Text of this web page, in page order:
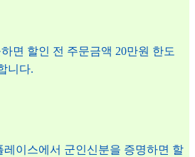
면 할인 전 주문금액 20만원 한도
니다.
레이스에서 군인신분을 증명하면 할